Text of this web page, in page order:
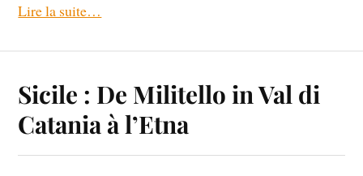
Lire la suite…
Sicile : De Militello in Val di
Catania à l’Etna